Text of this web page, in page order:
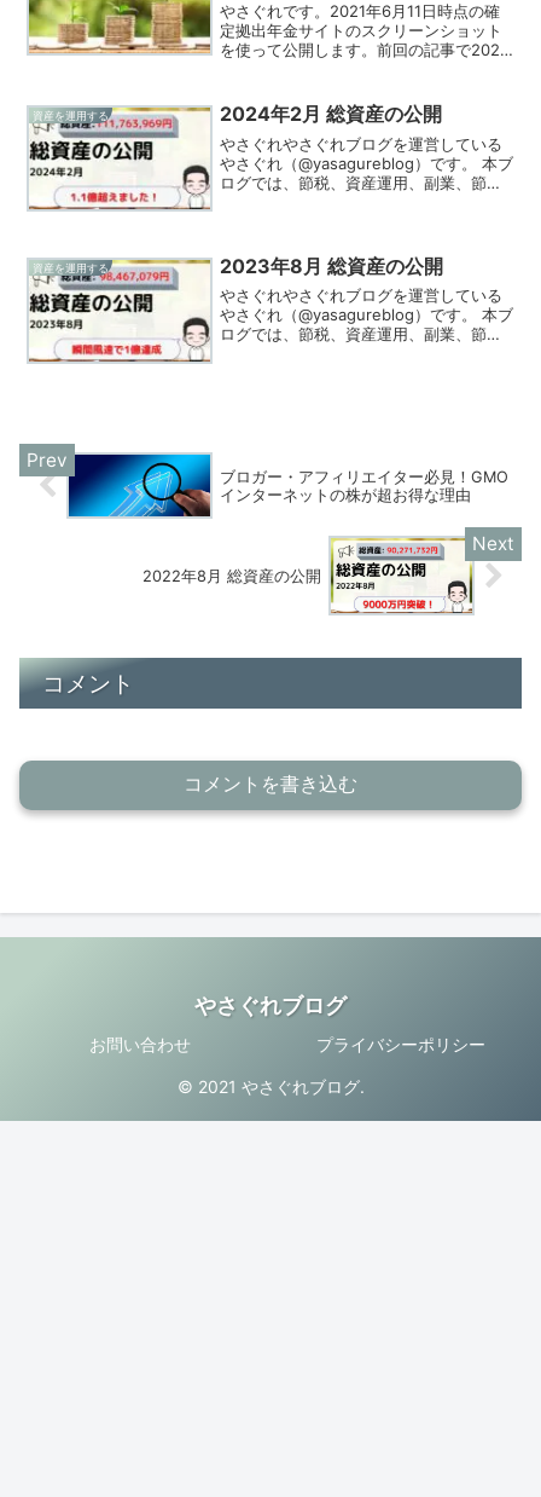
やさぐれです。2021年6月11日時点の確
定拠出年金サイトのスクリーンショット
を使って公開します。前回の記事で2021
ていたというより、私（の会社）が使用
している確定...
資産を運用する 2024年2月 総資産の公開
やさぐれやさぐれブログを運営している
やさぐれ（@yasagureblog）です。 本ブ
ログでは、節税、資産運用、副業、節約
か...
資産を運用する 2023年8月 総資産の公開
やさぐれやさぐれブログを運営している
やさぐれ（@yasagureblog）です。 本ブ
ログでは、節税、資産運用、副業、節約
ブロガー・アフィリエイター必見！GMO
インターネットの株が超お得な理由
2022年8月 総資産の公開
コメント
コメントを書き込む
やさぐれブログ
お問い合わせ プライバシーポリシー
© 2021 やさぐれブログ.